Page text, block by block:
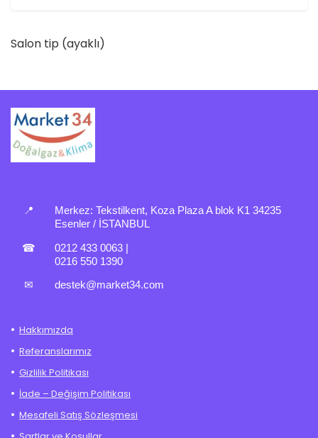
Salon tip (ayaklı)
📍 Merkez: Tekstilkent, Koza Plaza A blok K1 34235
Esenler / İSTANBUL
☎ 0212 433 0063
0216 550 1390
✉ destek@market34.com
Hakkımızda
Referanslarımız
Gizlilik Politikası
İade – Değişim Politikası
Mesafeli Satış Sözleşmesi